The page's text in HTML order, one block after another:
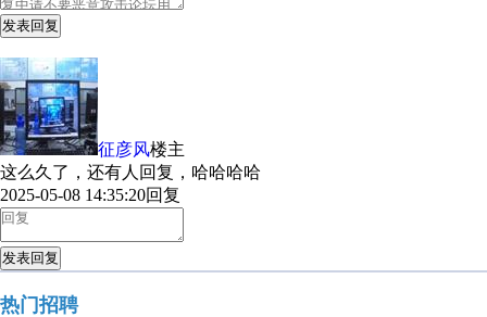
发表回复
征彦风楼主
这么久了，还有人回复，哈哈哈哈
2025-05-08 14:35:20回复
发表回复
热门招聘